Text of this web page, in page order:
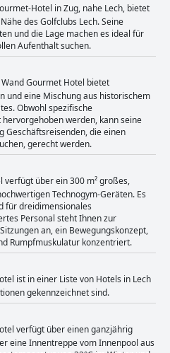
Hotel in Zug, nahe Lech, bietet
des Golfclubs Lech. Seine
und die Lage machen es ideal für
Aufenthalt suchen.
Wand Gourmet Hotel bietet
und eine Mischung aus historischem
Obwohl spezifische
werden, kann seine
Geschäftsreisenden, die einen
gerecht werden.
verfügt über ein 300 m² großes,
Technogym-Geräten. Es
für dreidimensionales
Personal steht Ihnen zur
an, ein Bewegungskonzept,
Rumpfmuskulatur konzentriert.
ist in einer Liste von Hotels in Lech
gekennzeichnet sind.
verfügt über einen ganzjährig
eine Innentreppe vom Innenpool aus